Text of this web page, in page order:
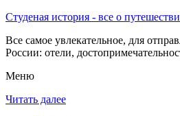
Студеная история - все о
Все самое увлекательное, для
России: отели,
Меню
Читать далее